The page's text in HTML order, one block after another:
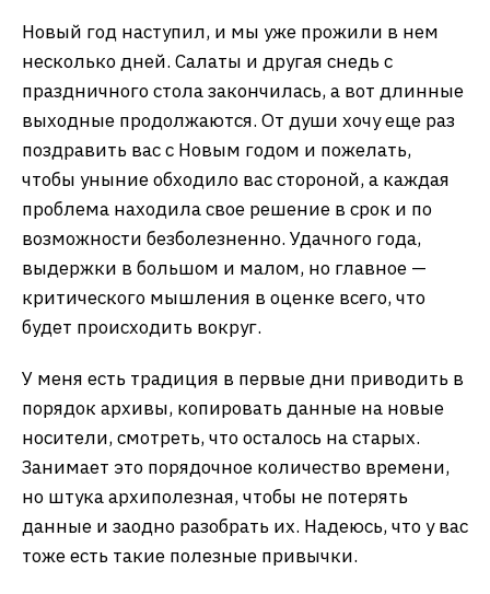
Новый год наступил, и мы уже прожили в нем
несколько дней. Салаты и другая снедь с
праздничного стола закончилась, а вот длинные
выходные продолжаются. От души хочу еще раз
поздравить вас с Новым годом и пожелать,
чтобы уныние обходило вас стороной, а каждая
проблема находила свое решение в срок и по
возможности безболезненно. Удачного года,
выдержки в большом и малом, но главное —
критического мышления в оценке всего, что
будет происходить вокруг.
У меня есть традиция в первые дни приводить в
порядок архивы, копировать данные на новые
носители, смотреть, что осталось на старых.
Занимает это порядочное количество времени,
но штука архиполезная, чтобы не потерять
данные и заодно разобрать их. Надеюсь, что у вас
тоже есть такие полезные привычки.